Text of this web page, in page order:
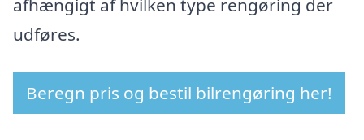
afhængigt af hvilken type rengøring der
udføres.
Beregn pris og bestil bilrengøring her!